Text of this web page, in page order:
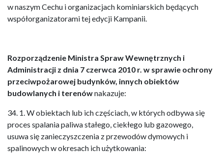
w naszym Cechu i organizacjach kominiarskich będących
współorganizatorami tej edycji Kampanii.
Rozporządzenie Ministra Spraw Wewnętrznych i
Administracji z dnia 7 czerwca 2010 r. w sprawie ochrony
przeciwpożarowej budynków, innych obiektów
budowlanych i terenównakazuje:
34. 1. W obiektach lub ich częściach, w których odbywa się
proces spalania paliwa stałego, ciekłego lub gazowego,
usuwa się zanieczyszczenia z przewodów dymowych i
spalinowych w okresach ich użytkowania: